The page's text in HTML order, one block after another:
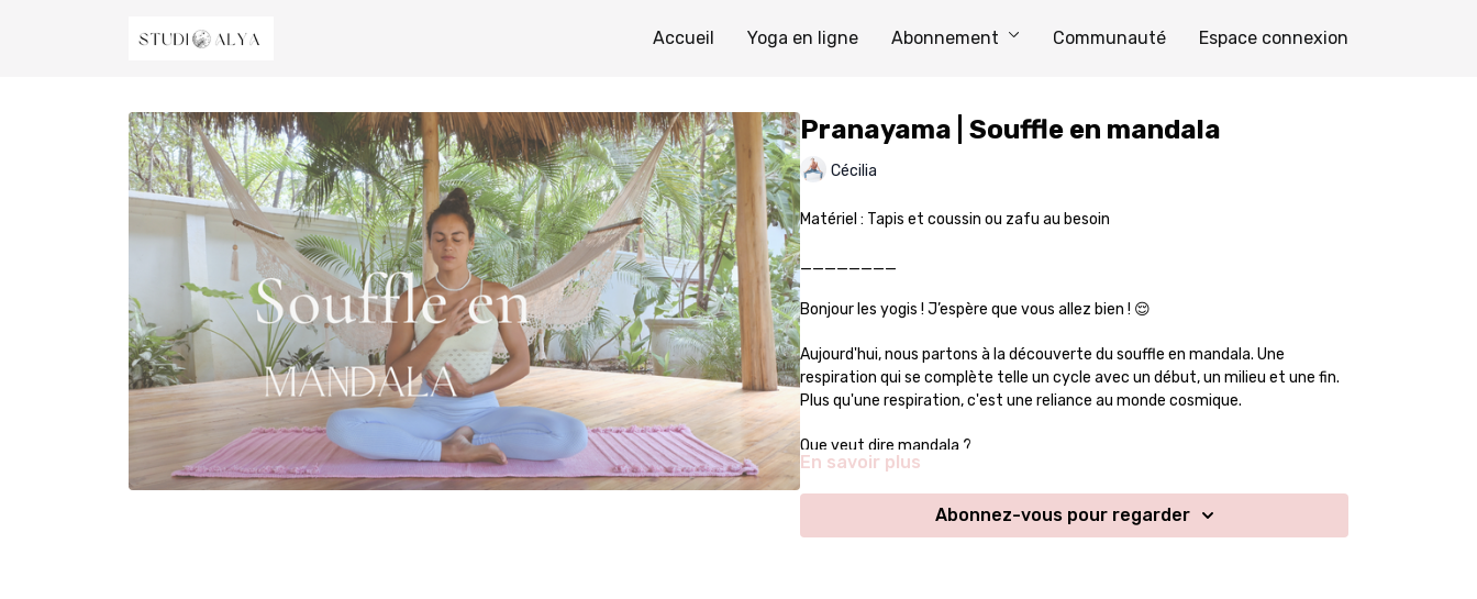
Accueil Yoga en ligne Abonnement Communauté Espace connexion
Pranayama | Souffle en mandala
Cécilia
Matériel : Tapis et coussin ou zafu au besoin
________
Bonjour les yogis ! J’espère que vous allez bien ! 😌
Aujourd'hui, nous partons à la découverte du souffle en mandala. Une
respiration qui se complète telle un cycle avec un début, un milieu et une fin.
Plus qu'une respiration, c'est une reliance au monde cosmique.
Que veut dire mandala ?
En sanskrit, ce terme signifie « cercle », ou encore, « sphère ». Il peut aussi
s'agir d'un support de méditation (ou de respiration) circulaire et harmonieux.
En savoir plus
Abonnez-vous pour regarder